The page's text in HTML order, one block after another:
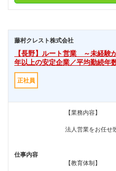
藤村クレスト株式会社
【長野】ルート営業 ～未経験
年以上の安定企業／平均勤続年
正社員
仕事内容
【業務内容】
法人営業をお任せ
【教育体制】